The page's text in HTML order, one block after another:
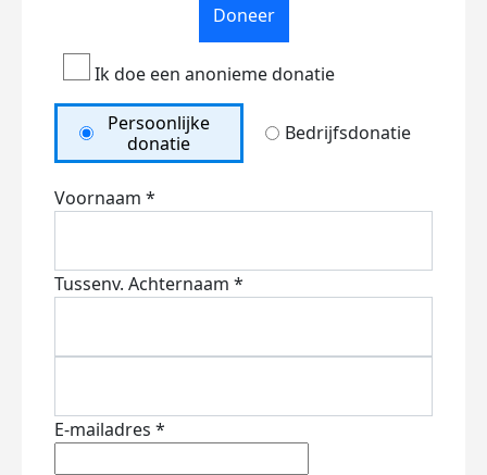
Doneer
Ik doe een anonieme donatie
Persoonlijke
donatie
Bedrijfsdonatie
Voornaam *
Tussenv. Achternaam *
E-mailadres *